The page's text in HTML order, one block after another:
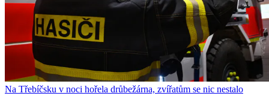
Na Třebíčsku v noci hořela drůbežárna, zvířatům se nic nestalo